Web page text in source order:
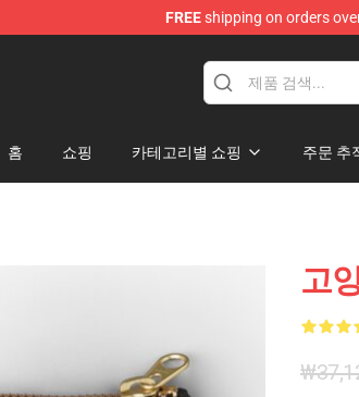
FREEshipping on orders
홈 쇼핑 카테고리별 쇼핑 주문 추
고